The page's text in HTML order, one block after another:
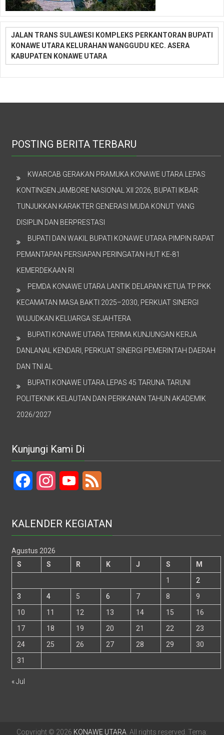
JALAN TRANS SULAWESI KOMPLEKS PERKANTORAN BUPATI
KONAWE UTARA KELURAHAN WANGGUDU KEC. ASERA
KABUPATEN KONAWE UTARA
POSTING BERITA TERBARU
KWARCAB GERAKAN PRAMUKA KONAWE UTARA LEPAS
KONTINGEN JAMBORE NASIONAL XII 2026, BUPATI IKBAR:
TUNJUKKAN KARAKTER GENERASI MUDA KONUT YANG
DISIPLIN DAN BERPRESTASI
BUPATI DAN WAKIL BUPATI KONAWE UTARA PIMPIN RAPAT
PEMANTAPAN PERSIAPAN PERINGATAN HUT KE-81
KEMERDEKAAN RI
PEMDA KONAWE UTARA LANTIK DELAPAN KETUA TP PKK
KECAMATAN MASA BAKTI 2025–2030, PERKUAT SINERGI
WUJUDKAN KELUARGA SEJAHTERA
BUPATI KONAWE UTARA TERIMA KUNJUNGAN KERJA
DANLANAL KENDARI, PERKUAT SINERGI PEMERINTAH DAERAH
DAN TNI AL
BUPATI KONAWE UTARA LEPAS 45 TARUNA TARUNI
POLITEKNIK KELAUTAN DAN PERIKANAN TAHUN AKADEMIK
2026/2027
Kunjungi Kami Di
FacebookInstagramYouTube
KALENDER KEGIATAN
Agustus 2026
S
S R K J S
M
1
2
3
4 5 6 7 8
9
10
11 12 13 14 15
16
17
18 19 20 21 22
23
24
25 26 27 28 29
30
31
« Jul
Copyright © 2026 KONAWE UTARA. All rights reserved. Tema: